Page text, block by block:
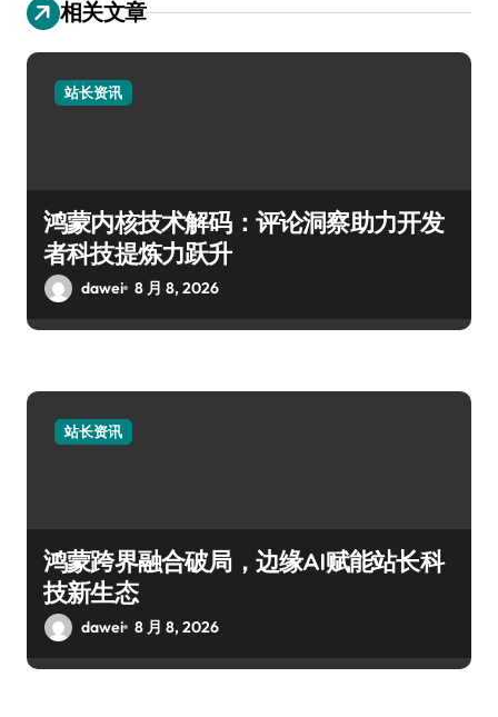
相关文章
站长资讯
鸿蒙内核技术解码：评论洞察助力开发
者科技提炼力跃升
dawei 8 月 8, 2026
站长资讯
鸿蒙跨界融合破局，边缘AI赋能站长科
技新生态
dawei 8 月 8, 2026